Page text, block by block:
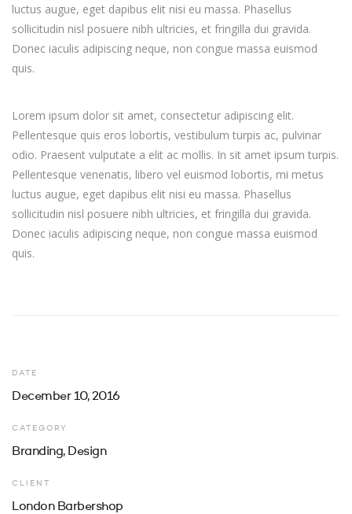
luctus augue, eget dapibus elit nisi eu massa. Phasellus
sollicitudin nisl posuere nibh ultricies, et fringilla dui gravida.
Donec iaculis adipiscing neque, non congue massa euismod
quis.
Lorem ipsum dolor sit amet, consectetur adipiscing elit.
Pellentesque quis eros lobortis, vestibulum turpis ac, pulvinar
odio. Praesent vulputate a elit ac mollis. In sit amet ipsum turpis.
Pellentesque venenatis, libero vel euismod lobortis, mi metus
luctus augue, eget dapibus elit nisi eu massa. Phasellus
sollicitudin nisl posuere nibh ultricies, et fringilla dui gravida.
Donec iaculis adipiscing neque, non congue massa euismod
quis.
DATE
December 10, 2016
CATEGORY
Branding, Design
CLIENT
London Barbershop